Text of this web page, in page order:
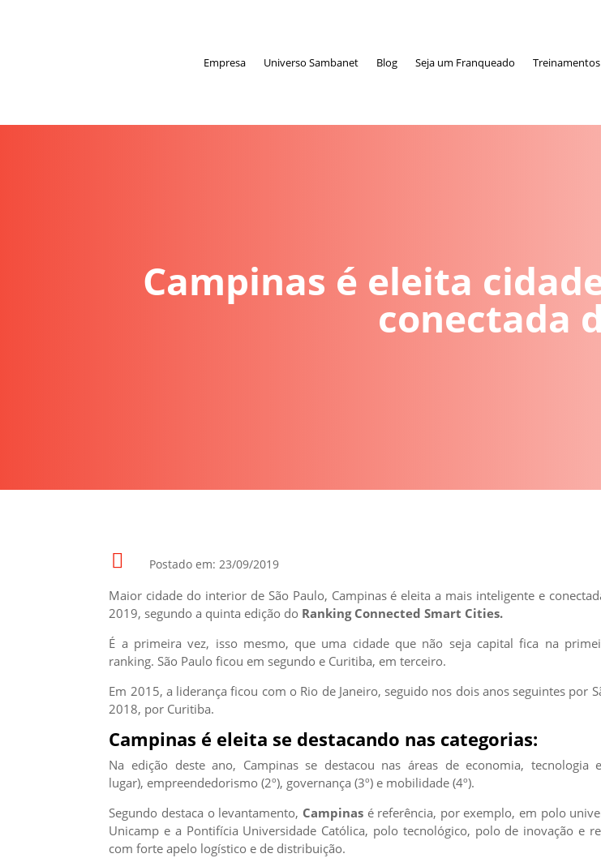
Empresa Universo Sambanet Blog Seja um Franqueado Treinamentos
Campinas é eleita
conectada
 Postado em: 23/09/2019
Maior cidade do interior de São Paulo, Campinas é eleita a mais inteligente e
2019, segundo a quinta edição do Ranking Connected Smart Cities.
É a primeira vez, isso mesmo, que uma cidade que não seja capital fica na
ranking. São Paulo ficou em segundo e Curitiba, em terceiro.
Em 2015, a liderança ficou com o Rio de Janeiro, seguido nos dois anos seguintes por
2018, por Curitiba.
Campinas é eleita se destacando nas categorias:
Na edição deste ano, Campinas se destacou nas áreas de economia, tecnologia
lugar), empreendedorismo (2º), governança (3º) e mobilidade (4º).
Segundo destaca o levantamento, Campinasé referência, por exemplo, em polo
Unicamp e a Pontifícia Universidade Católica, polo tecnológico, polo de inovação e
com forte apelo logístico e de distribuição.